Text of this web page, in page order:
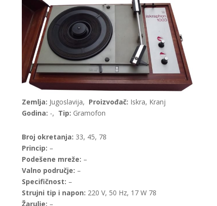
Zemlja: Jugoslavija, Proizvođač: Iskra, Kranj
Godina: -, Tip: Gramofon
Broj okretanja: 33, 45, 78
Princip: –
Podešene mreže: –
Valno područje: –
Specifičnost: –
Strujni tip i napon: 220 V, 50 Hz, 17 W 78
Žarulje: –